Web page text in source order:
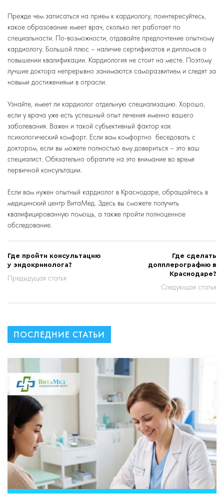
Прежде чем записаться на прием к кардиологу, поинтересуйтесь,
какое образование имеет врач, сколько лет работает по
специальности. По-возможности, отдавайте предпочтение опытному
кардиологу. Большой плюс – наличие сертификатов и дипломов о
повышении квалификации. Кардиология не стоит на месте. Поэтому
лучшие доктора непрерывно занимаются саморазвитием и следят за
новыми достижениями в отрасли.
Узнайте, имеет ли кардиолог отдельную специализацию. Хорошо,
если у врача уже есть успешный опыт лечения именно вашего
заболевания. Важен и такой субъективный фактор как
психологический комфорт. Если вам комфортно беседовать с
доктором, если вы можете полностью ему довериться – это ваш
специалист. Обязательно обратите на это внимание во время
первичной консультации.
Если вам нужен опытный кардиолог в Краснодаре, обращайтесь в
медицинский центр ВитаМед. Здесь вы сможете получить
квалифицированную помощь, а также пройти полноценное
обследование.
Где пройти консультацию
у эндокринолога?
Предыдущая статья
Где сделать
допплерографию в
Краснодаре?
Следующая статья
ПОСЛЕДНИЕ СТАТЬИ